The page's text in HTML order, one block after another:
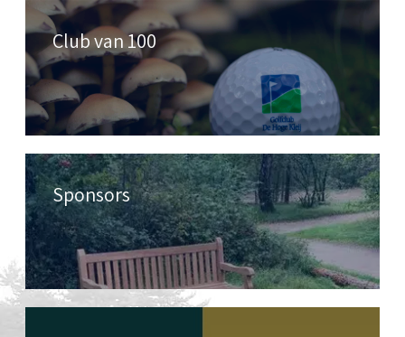
Club van 100
Sponsors